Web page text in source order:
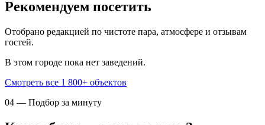
Рекомендуем посетить
Отобрано редакцией по чистоте пара, атмосфере и отзывам
гостей.
В этом городе пока нет заведений.
Смотреть все 1 800+ объектов
04 — Подбор за минуту